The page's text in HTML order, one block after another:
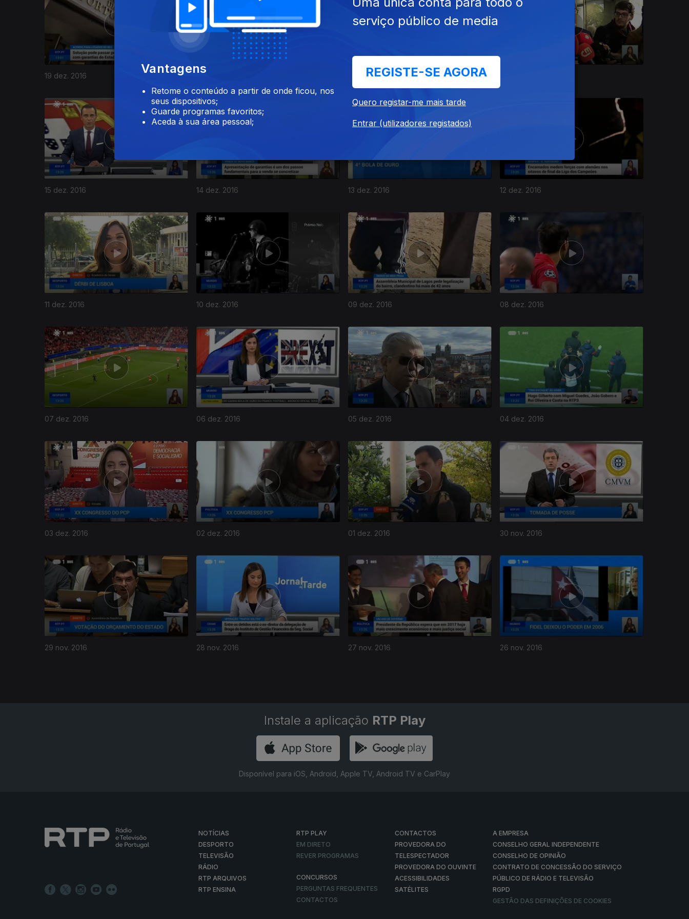
19 dez. 2016 18 dez. 2016 17 dez. 2016
15 dez. 2016 14 dez. 2016 13 dez. 2016 12 dez. 2016
11 dez. 2016 10 dez. 2016 09 dez. 2016 08 dez. 2016
263265
07 dez. 2016 06 dez. 2016 05 dez. 2016 04 dez. 2016
03 dez. 2016 02 dez. 2016 01 dez. 2016 30 nov. 2016
29 nov. 2016 28 nov. 2016 27 nov. 2016 26 nov. 2016
261269
Instale a aplicação RTP Play
Disponível para iOS, Android, Apple TV, Android TV e CarPlay
NOTÍCIAS
DESPORTO
TELEVISÃO
RÁDIO
RTP ARQUIVOS
RTP ENSINA
RTP PLAY
EM DIRETO
REVER PROGRAMAS
CONCURSOS
PERGUNTAS FREQUENTES
CONTACTOS
CONTACTOS
PROVEDORA DO
TELESPECTADOR
PROVEDORA DO OUVINTE
ACESSIBILIDADES
SATÉLITES
A EMPRESA
CONSELHO GERAL INDEPENDENTE
CONSELHO DE OPINIÃO
CONTRATO DE CONCESSÃO DO SERVIÇO
PÚBLICO DE RÁDIO E TELEVISÃO
RGPD
GESTÃO DAS DEFINIÇÕES DE COOKIES
Vantagens
Retome o conteúdo a partir de onde ficou, nos
seus dispositivos;
Guarde programas favoritos;
Aceda à sua área pessoal;
serviço público de media
REGISTE-SE AGORA
Quero registar-me mais tarde
Entrar (utilizadores registados)